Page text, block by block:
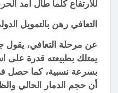
للارتفاع كلما طال أمد
التعافي رهن بالتمويل
عن مرحلة التعافي، يقول
يمتلك بطبيعته قدرة على
بسرعة نسبية، كما حصل
أن حجم الدمار الحالي